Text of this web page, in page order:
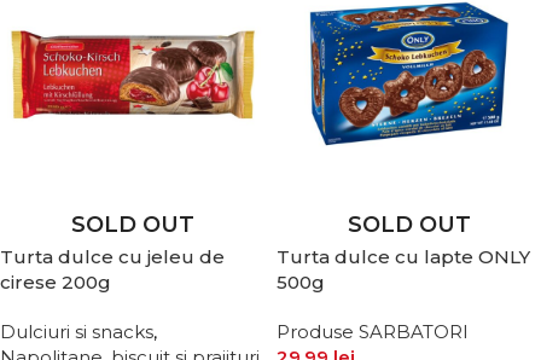
SOLD OUT
Turta dulce cu jeleu de
cirese 200g
Dulciuri si snacks,
SOLD OUT
Turta dulce cu lapte ONLY
500g
Produse SARBATORI